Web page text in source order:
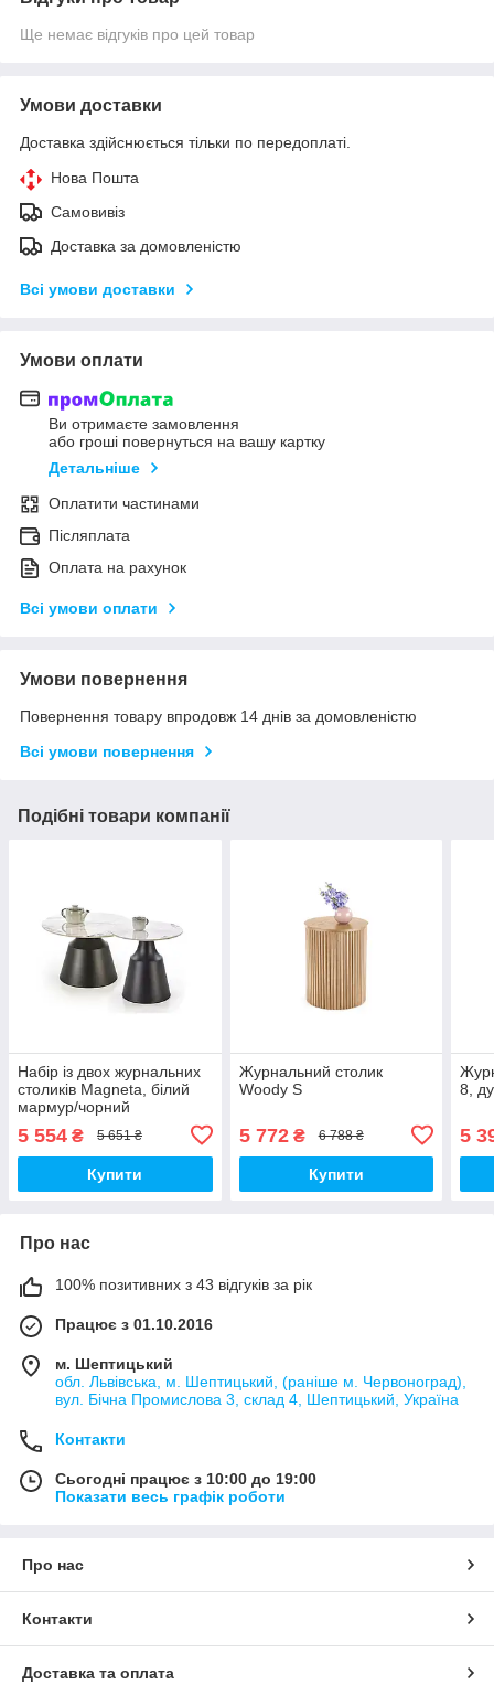
Ще немає відгуків про цей товар
Умови доставки
Доставка здійснюється тільки по передоплаті.
Нова Пошта
Самовивіз
Доставка за домовленістю
Всі умови доставки
Умови оплати
Ви отримаєте замовлення
або гроші повернуться на вашу картку
Детальніше
Оплатити частинами
Післяплата
Оплата на рахунок
Всі умови оплати
Умови повернення
Повернення товару впродовж 14 днів за домовленістю
Всі умови повернення
Подібні товари компанії
Набір із двох журнальних
столиків Magneta, білий
мармур/чорний
5 554 ₴ 5 651 ₴
Купити
Журнальний столик
Woody S
5 772₴ 6 788 ₴
Купити
8,
5
Про нас
100% позитивних з 43 відгуків за рік
Працює з 01.10.2016
м. Шептицький
обл. Львівська, м. Шептицький, (раніше м. Червоноград),
вул. Бічна Промислова 3, склад 4, Шептицький, Україна
Контакти
Сьогодні працює з 10:00 до 19:00
Показати весь графік роботи
Про нас
Контакти
Доставка та оплата